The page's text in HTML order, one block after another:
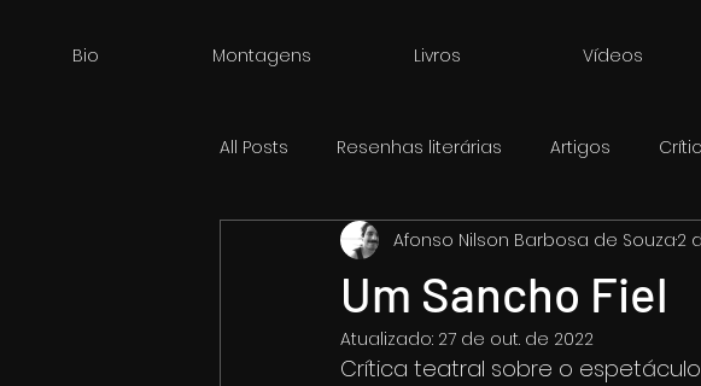
Bio Montagens Livros Vídeos
All Posts Resenhas literárias Artigos
Um Sancho Fiel
Afonso Nilson Barbosa de Souza2
Atualizado: 27 de out. de 2022
Crítica teatral sobre o